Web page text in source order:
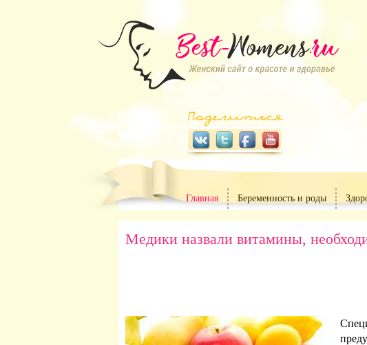
Главная Беременность и роды
Медики назвали витамины,